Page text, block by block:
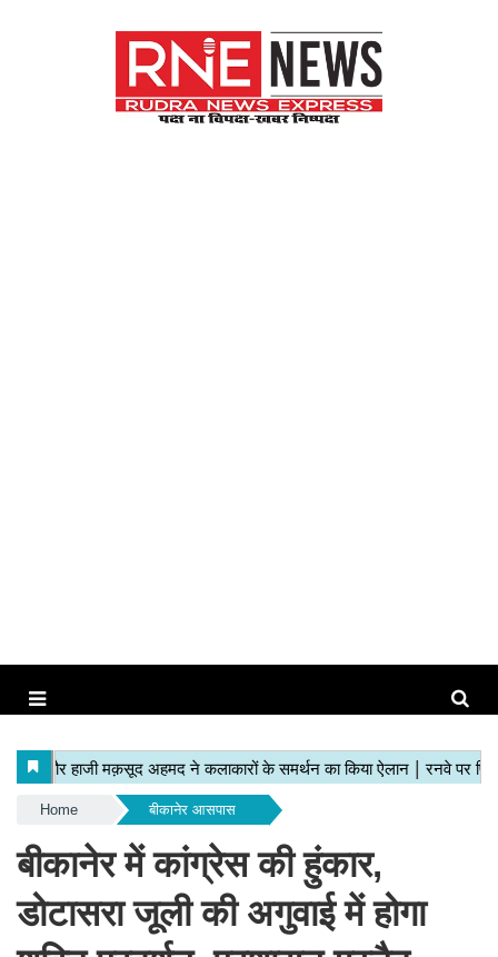
Home बीकानेर आसपास
बीकानेर में कांग्रेस की हुंकार,
डोटासरा जूली की अगुवाई में होगा